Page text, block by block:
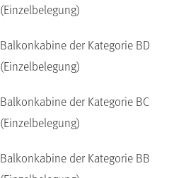
(Einzelbelegung)
Balkonkabine der Kategorie BD
(Einzelbelegung)
Balkonkabine der Kategorie BC
(Einzelbelegung)
Balkonkabine der Kategorie BB